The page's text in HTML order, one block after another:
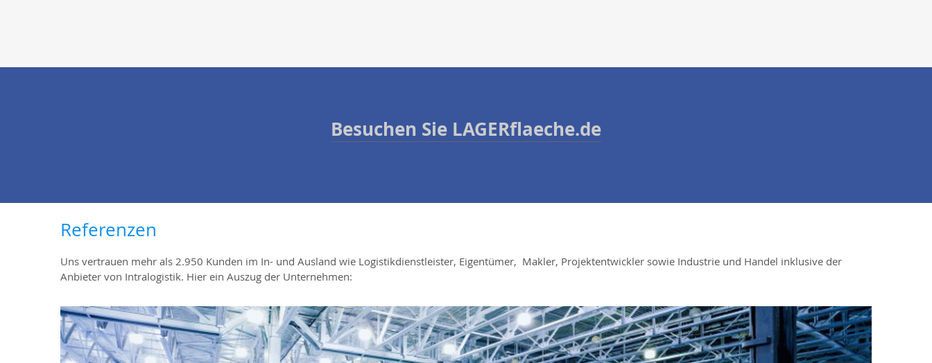
Besuchen Sie LAGERflaeche.de
Referenzen
Uns vertrauen mehr als 2.950 Kunden im In- und Ausland wie Logistikdienstleister, Eigentümer, Makler, Projektentwickler sowie Industrie und Handel inklusive der
Anbieter von Intralogistik. Hier ein Auszug der Unternehmen: